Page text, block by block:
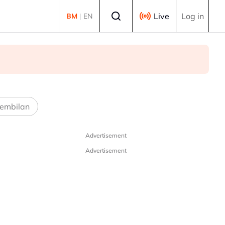
BM | EN Live Log in
Advertisement
Advertisement